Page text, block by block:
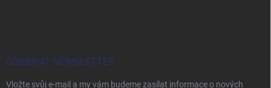
ODEBÍRAT NEWSLETTER
Vložte svůj e-mail a my vám budeme zasílat informace o nových